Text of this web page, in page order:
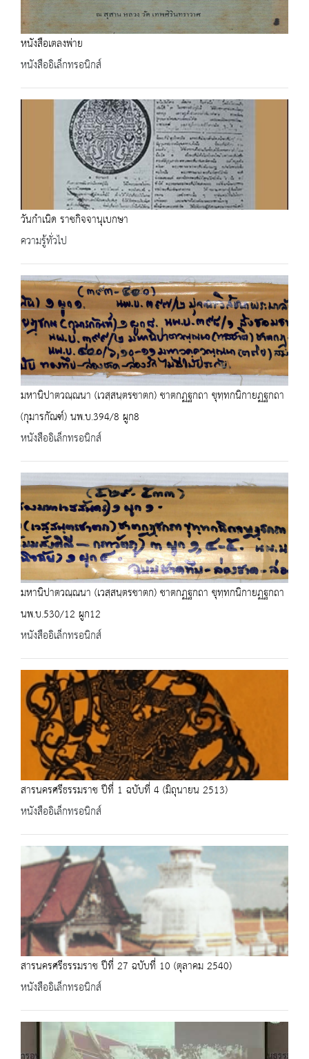
หนังสือเตลงพ่าย
หนังสืออิเล็กทรอนิกส์
วันกำเนิด ราชกิจจานุเบกษา
ความรู้ทั่วไป
มหานิปาตวณฺณนา (เวสฺสนฺตรชาตก) ชาตกฏฐกถา ขุทฺทกนิกายฏฐกถา
(กุมารกัณฑ์) นพ.บ.394/8 ผูก8
หนังสืออิเล็กทรอนิกส์
มหานิปาตวณฺณนา (เวสฺสนฺตรชาตก) ชาตกฏฐกถา ขุทฺทกนิกายฏฐกถา
นพ.บ.530/12 ผูก12
หนังสืออิเล็กทรอนิกส์
สารนครศรีธรรมราช ปีที่ 1 ฉบับที่ 4 (มิถุนายน 2513)
หนังสืออิเล็กทรอนิกส์
สารนครศรีธรรมราช ปีที่ 27 ฉบับที่ 10 (ตุลาคม 2540)
หนังสืออิเล็กทรอนิกส์